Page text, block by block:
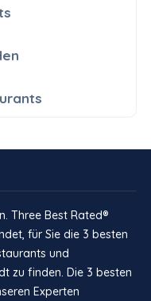
Three Best Rated®
für Sie die 3 besten
und
zu finden. Die 3 besten
Experten